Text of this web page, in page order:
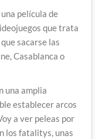
película de
que trata
sacarse las
Casablanca o
una amplia
establecer arcos
a ver peleas por
los fatalitys, unas